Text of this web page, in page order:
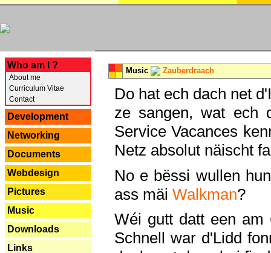
Who am I ?
About me
Curriculum Vitae
Contact
Development
Networking
Documents
Webdesign
Pictures
Music
Downloads
Links
Music Zauberdraach
Do hat ech dach net
ze sangen, wat ech
Service Vacances
Netz absolut näischt
No e bëssi wullen
ass mäi Walkman?
Wéi gutt datt een am
Schnell war d'Lidd